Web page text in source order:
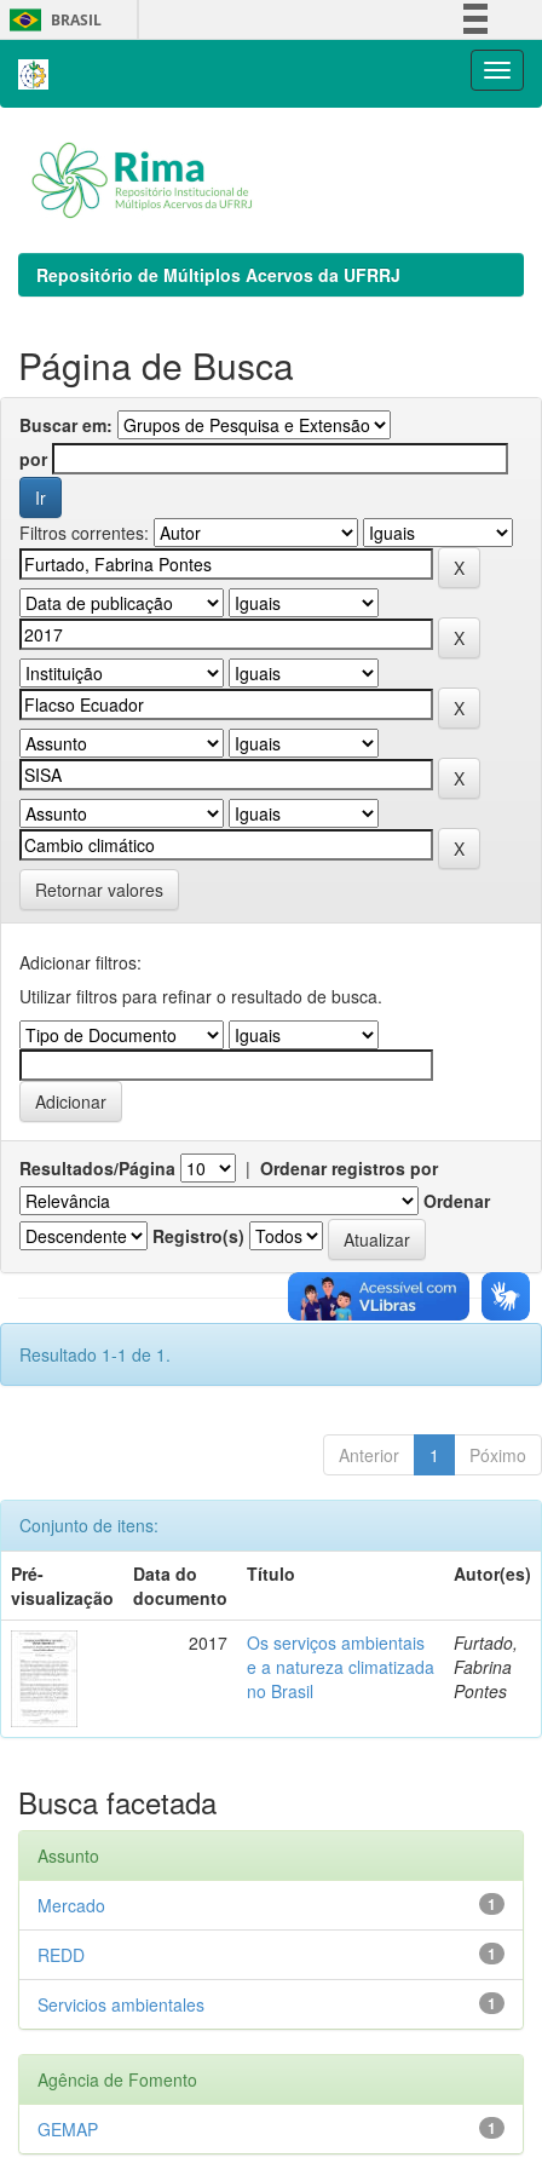
Skip
navigation
BRASIL
Repositório de Múltiplos Acervos da UFRRJ
Página de Busca
Buscar em:
por
Filtros correntes:
Retornar valores
Adicionar filtros:
Utilizar filtros para refinar o resultado de busca.
Resultados/Página | Ordenar registros por
Ordenar
Registro(s)
Resultado 1-1 de 1.
Anterior 1 Póximo
Conjunto de itens:
Pré-
visualização
Data do
documento
Título Autor(es)
2017
Os serviços ambientais
e a natureza climatizada
no Brasil
Furtado,
Fabrina
Pontes
Busca facetada
Assunto
1
Mercado
1
REDD
1
Servicios ambientales
Agência de Fomento
1
GEMAP